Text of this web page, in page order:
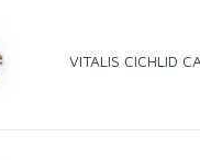
VITALIS CICHLID